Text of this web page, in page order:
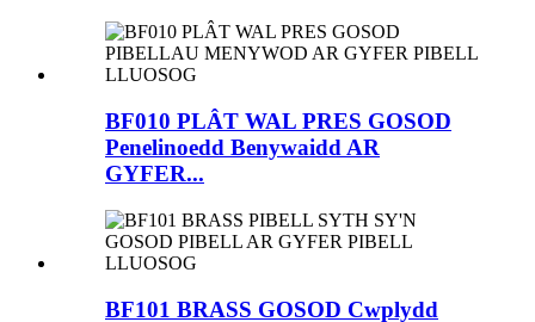
BF010 PLÂT WAL PRES GOSOD
Penelinoedd Benywaidd AR
GYFER...
BF101 BRASS GOSOD Cwplydd